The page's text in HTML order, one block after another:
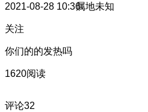
2021-08-28 10:36属地未知
关注
你们的的发热吗
1620阅读
评论32